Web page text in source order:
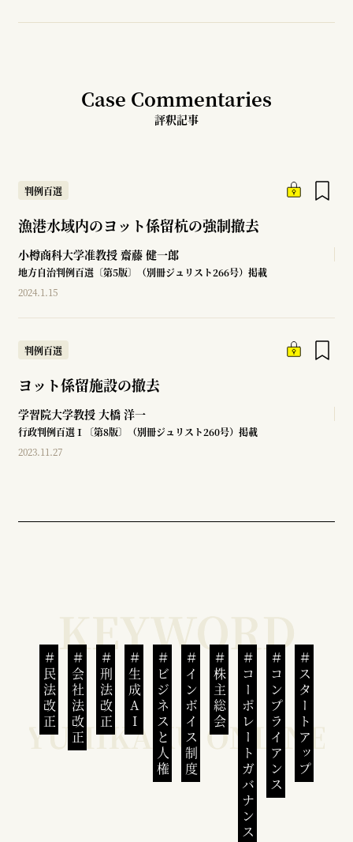
Case Commentaries
評釈記事
判例百選
漁港水域内のヨット係留杭の強制撤去
小樽商科大学准教授 齋藤 健一郎
地方自治判例百選〔第5版〕（別冊ジュリスト266号）掲載
2024.1.15
判例百選
ヨット係留施設の撤去
学習院大学教授 大橋 洋一
行政判例百選Ⅰ〔第8版〕（別冊ジュリスト260号）掲載
2023.11.27
民法改正 会社法改正 刑法改正 生成AI ビジネスと人権インボイス制度 株主総会 コーポレートガバナンスコンプライアンススタートアップ